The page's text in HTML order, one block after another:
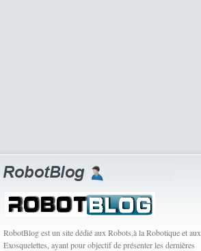
RobotBlog est un site dédié aux Robots,à la Robotique et aux
Exosquelettes, ayant pour objectif de présenter les dernières